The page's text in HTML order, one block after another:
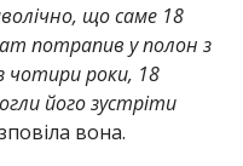
що саме 18
потрапив у полон з
чотири роки, 18
його зустріти
вона.